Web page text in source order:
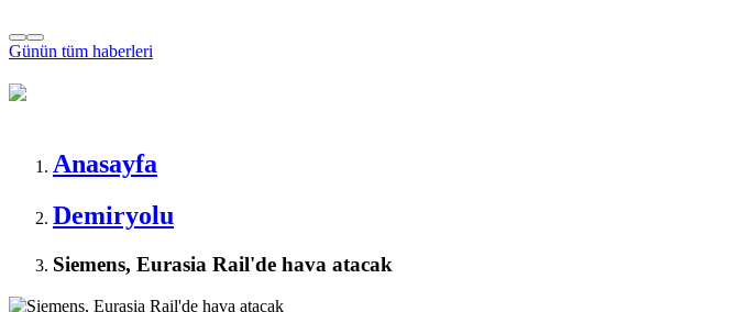
Günün tüm haberleri
Anasayfa
Demiryolu
Siemens, Eurasia Rail'de hava atacak